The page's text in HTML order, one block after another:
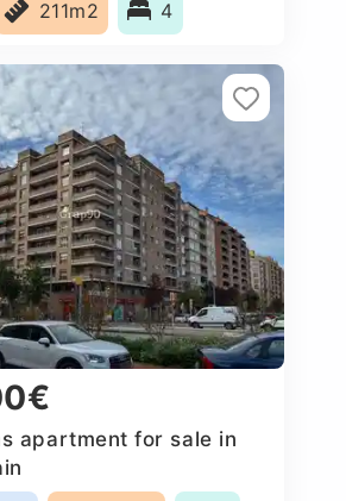
211m2 4
apartment for sale in